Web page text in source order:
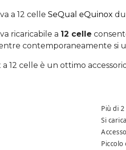
a 12 celle SeQual eQuinox
ricaricabile a 12 celle
contemporaneamente si
12 celle è un ottimo
Più di
Si